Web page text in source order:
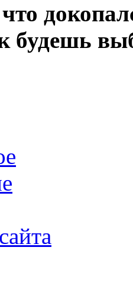
будешь